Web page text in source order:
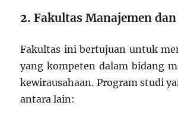
2.Fakultas Manajemen
Fakultas ini bertujuan untuk
yang kompeten dalam bidang
kewirausahaan. Program studi
antara lain: